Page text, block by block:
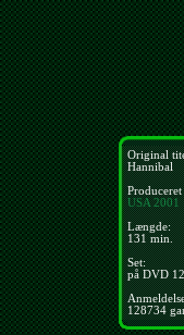
Original
Hannibal
USA 2001
Længde:
131 min.
Set:
på DVD
128734